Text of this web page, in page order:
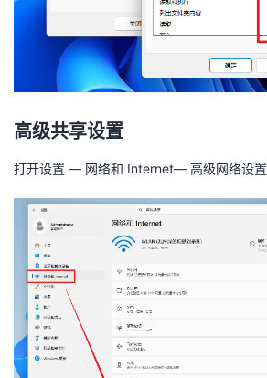
高级共享设置
打开设置 — 网络和 Internet— 高级网络设置